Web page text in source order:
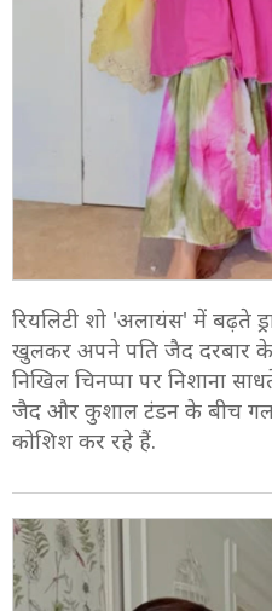
रियलिटी शो 'अलायंस' में बढ़ते
खुलकर अपने पति जैद दरबार के
निखिल चिनप्पा पर निशाना
जैद और कुशाल टंडन के बीच
कोशिश कर रहे हैं.